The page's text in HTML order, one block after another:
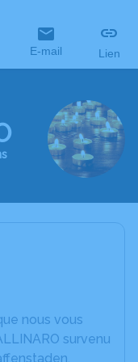
E-mail Lien
nous vous
survenu